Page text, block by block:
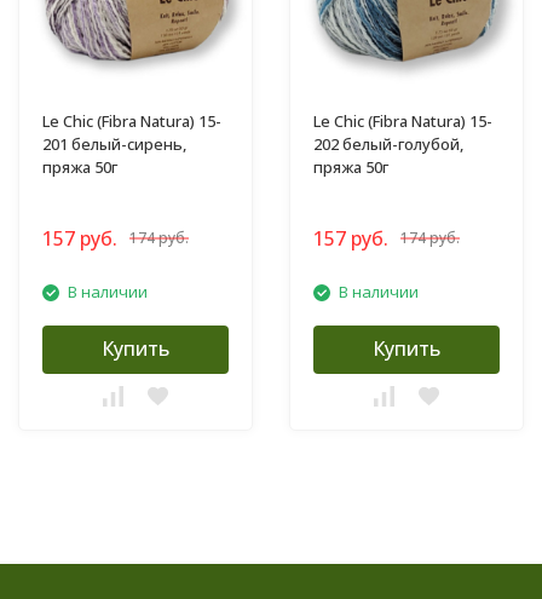
Le Chic (Fibra Natura) 15-
201 белый-сирень,
пряжа 50г
157 руб. 174 руб.
В наличии
Купить
Le Chic (Fibra Natura) 15-
202 белый-голубой,
пряжа 50г
157 руб. 174 руб.
В наличии
Купить